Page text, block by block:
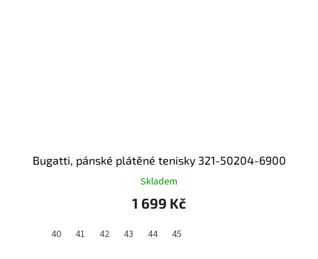
Bugatti, pánské plátěné tenisky 321-50204-6900
Skladem
1 699 Kč
40 41 42 43 44 45